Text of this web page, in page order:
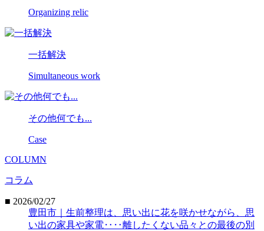
Organizing relic
一括解決
Simultaneous work
その他何でも...
Case
COLUMN
コラム
■ 2026/02/27
豊田市｜生前整理は、思い出に花を咲かせながら、思
い出の家具や家電‥‥離したくない品々との最後の別